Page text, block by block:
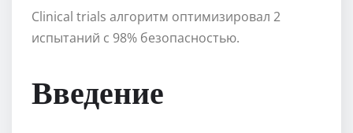
Clinical trials алгоритм оптимизировал 2
испытаний с 98% безопасностью.
Введение